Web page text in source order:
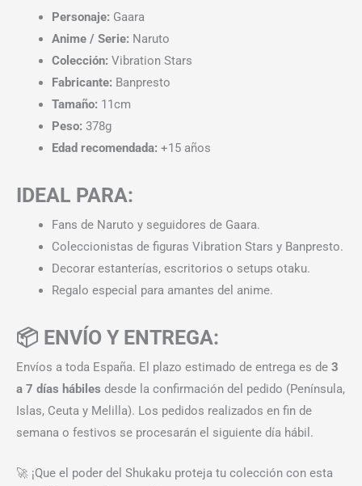
Personaje: Gaara
Anime / Serie: Naruto
Colección: Vibration Stars
Fabricante: Banpresto
Tamaño: 11cm
Peso: 378g
Edad recomendada: +15 años
IDEAL PARA:
Fans de Naruto y seguidores de Gaara.
Coleccionistas de figuras Vibration Stars y Banpresto.
Decorar estanterías, escritorios o setups otaku.
Regalo especial para amantes del anime.
📦 ENVÍO Y ENTREGA:
Envíos a toda España. El plazo estimado de entrega es de 3
a 7 días hábiles desde la confirmación del pedido (Península,
Islas, Ceuta y Melilla). Los pedidos realizados en fin de
semana o festivos se procesarán el siguiente día hábil.
🚀 ¡Que el poder del Shukaku proteja tu colección con esta